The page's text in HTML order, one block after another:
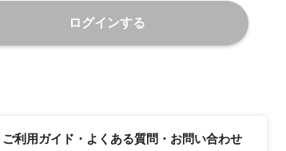
ログインする
ご利用ガイド・よくある質問・お問い合わせ